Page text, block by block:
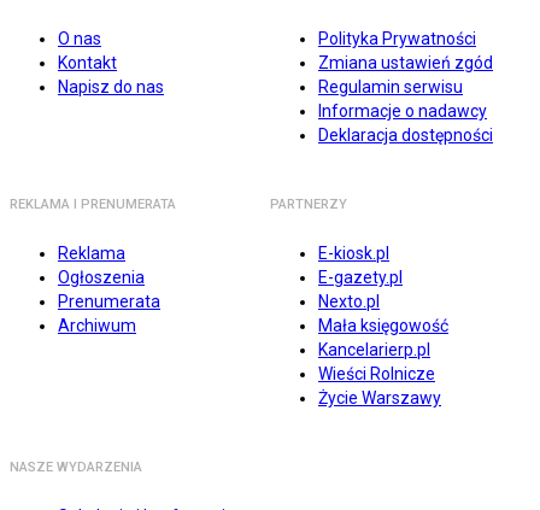
O nas
Kontakt
Napisz do nas
Polityka Prywatności
Zmiana ustawień zgód
Regulamin serwisu
Informacje o nadawcy
Deklaracja dostępności
REKLAMA I PRENUMERATA
Reklama
Ogłoszenia
Prenumerata
Archiwum
PARTNERZY
E-kiosk.pl
E-gazety.pl
Nexto.pl
Mała księgowość
Kancelarierp.pl
Wieści Rolnicze
Życie Warszawy
NASZE WYDARZENIA